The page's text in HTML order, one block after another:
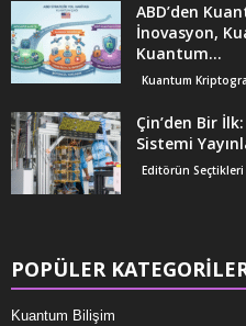
ABD’den
İnovasyon,
Kuantum...
Kuantum
Çin’den Bir
Sistemi
Editörün Seçtikleri
POPÜLER
Kuantum Bilişim